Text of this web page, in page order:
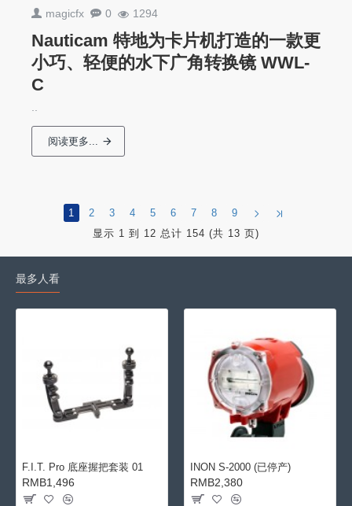
magicfx 0 1294
Nauticam 特地为卡片机打造的一款更
小巧、轻便的水下广角转换镜 WWL-
C
阅读更多...
1 2 3 4 5 6 7 8
9
显示 1 到 12 总计 154 (共 13 页)
最多人看
F.I.T. Pro 底座握把套装 01
RMB1,496
INON S-2000 (已停产)
RMB2,380